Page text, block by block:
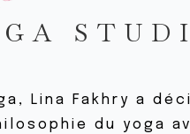
Lina Fakhry a
du yoga